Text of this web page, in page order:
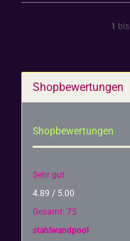
1 bis
Shopbewertungen
Shopbewertungen
Sehr gut
4.89 / 5.00
Gesamt: 75
stahlwandpool